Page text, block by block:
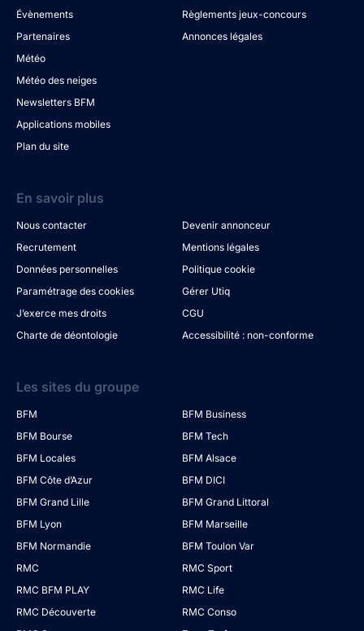
Évènements
Partenaires
Météo
Météo des neiges
Newsletters BFM
Applications mobiles
Plan du site
Règlements jeux-concours
Annonces légales
En savoir plus
Nous contacter
Devenir annonceur
Recrutement
Mentions légales
Données personnelles
Politique cookie
Paramétrage des cookies
Gérer Utiq
J’exerce mes droits
CGU
Charte de déontologie
Accessibilité : non-conforme
Les sites du groupe
BFM
BFM Business
BFM Bourse
BFM Tech
BFM Locales
BFM Alsace
BFM Côte d’Azur
BFM DICI
BFM Grand Lille
BFM Grand Littoral
BFM Lyon
BFM Marseille
BFM Normandie
BFM Toulon Var
RMC
RMC Sport
RMC BFM PLAY
RMC Life
RMC Découverte
RMC Conso